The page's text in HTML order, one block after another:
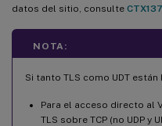
datos del sitio, consulte
NOTA:
Si tanto TLS como UDT
Para el acceso directo al
TLS sobre TCP (no UDP y